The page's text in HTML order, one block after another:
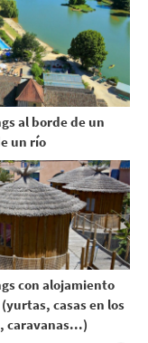
al borde de un
un río
con alojamiento
casas en los
caravanas...)